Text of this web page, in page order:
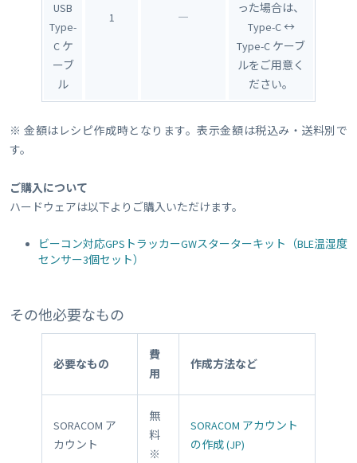
USB
Type-
C ケ
ーブ
ル
1 ―
った場合は、
Type-C ↔
Type-C ケーブ
ルをご用意く
ださい。
※ 金額はレシピ作成時となります。表示金額は税込み・送料別で
す。
ご購入について
ハードウェアは以下よりご購入いただけます。
ビーコン対応GPSトラッカーGWスターターキット（BLE温湿度
センサー3個セット）
その他必要なもの
必要なもの
費
用
作成方法など
SORACOM ア
カウント
無
料
※
SORACOM アカウント
の作成 (JP)